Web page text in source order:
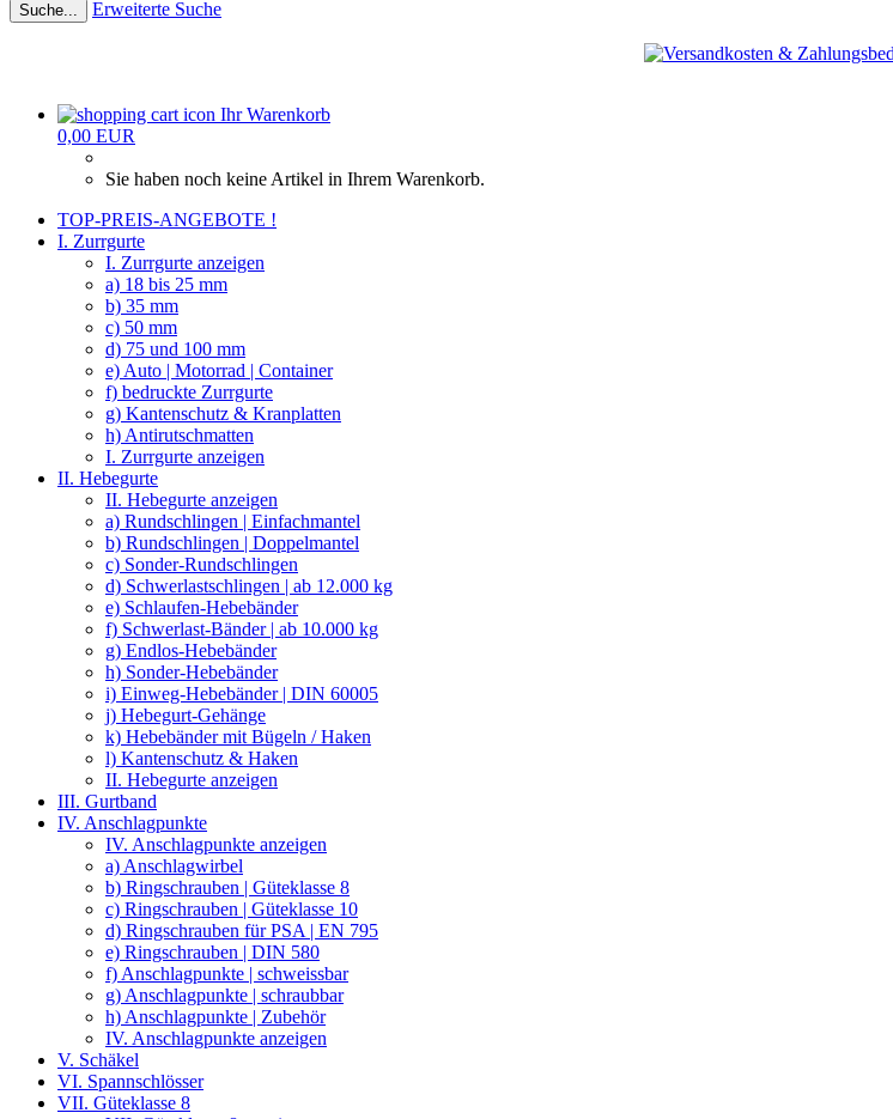
Suche... Erweiterte Suche
Ihr Warenkorb
0,00 EUR
Sie haben noch keine Artikel in Ihrem Warenkorb.
TOP-PREIS-ANGEBOTE !
I. Zurrgurte
I. Zurrgurte anzeigen
a) 18 bis 25 mm
b) 35 mm
c) 50 mm
d) 75 und 100 mm
e) Auto | Motorrad | Container
f) bedruckte Zurrgurte
g) Kantenschutz & Kranplatten
h) Antirutschmatten
I. Zurrgurte anzeigen
II. Hebegurte
II. Hebegurte anzeigen
a) Rundschlingen | Einfachmantel
b) Rundschlingen | Doppelmantel
c) Sonder-Rundschlingen
d) Schwerlastschlingen | ab 12.000 kg
e) Schlaufen-Hebebänder
f) Schwerlast-Bänder | ab 10.000 kg
g) Endlos-Hebebänder
h) Sonder-Hebebänder
i) Einweg-Hebebänder | DIN 60005
j) Hebegurt-Gehänge
k) Hebebänder mit Bügeln / Haken
l) Kantenschutz & Haken
II. Hebegurte anzeigen
III. Gurtband
IV. Anschlagpunkte
IV. Anschlagpunkte anzeigen
a) Anschlagwirbel
b) Ringschrauben | Güteklasse 8
c) Ringschrauben | Güteklasse 10
d) Ringschrauben für PSA | EN 795
e) Ringschrauben | DIN 580
f) Anschlagpunkte | schweissbar
g) Anschlagpunkte | schraubbar
h) Anschlagpunkte | Zubehör
IV. Anschlagpunkte anzeigen
V. Schäkel
VI. Spannschlösser
VII. Güteklasse 8